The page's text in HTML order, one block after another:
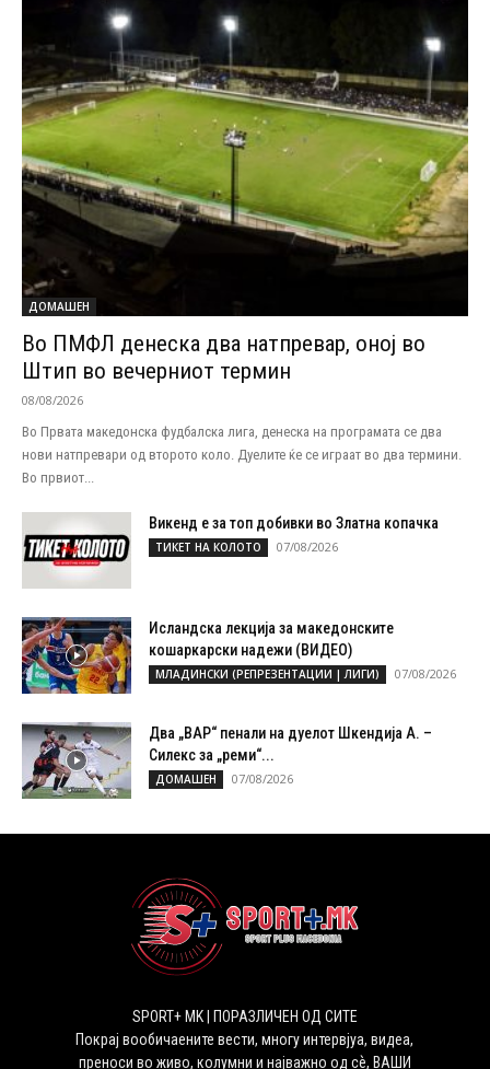
ДОМАШЕН
Во ПМФЛ денеска два натпревар, оној во
Штип во вечерниот термин
08/08/2026
Во Првата македонска фудбалска лига, денеска на програмата се два
нови натпревари од второто коло. Дуелите ќе се играат во два термини.
Во првиот...
Викенд е за топ добивки во Златна копачка
ТИКЕТ НА КОЛОТО 07/08/2026
Исландска лекција за македонските
кошаркарски надежи (ВИДЕО)
МЛАДИНСКИ (РЕПРЕЗЕНТАЦИИ | ЛИГИ) 07/08/2026
Два „ВАР“ пенали на дуелот Шкендија А. –
Силекс за „реми“...
ДОМАШЕН 07/08/2026
SPORT+ MK | ПОРАЗЛИЧЕН ОД СИТЕ
Покрај вообичаените вести, многу интервјуа, видеа,
преноси во живо, колумни и најважно од сѐ, ВАШИ